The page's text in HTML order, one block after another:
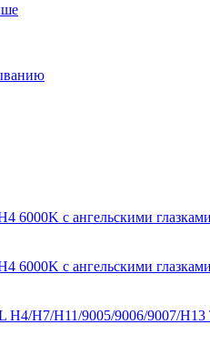
6000K с ангельскими
6000K с ангельскими
H4/H7/H11/9005/9006/9007/